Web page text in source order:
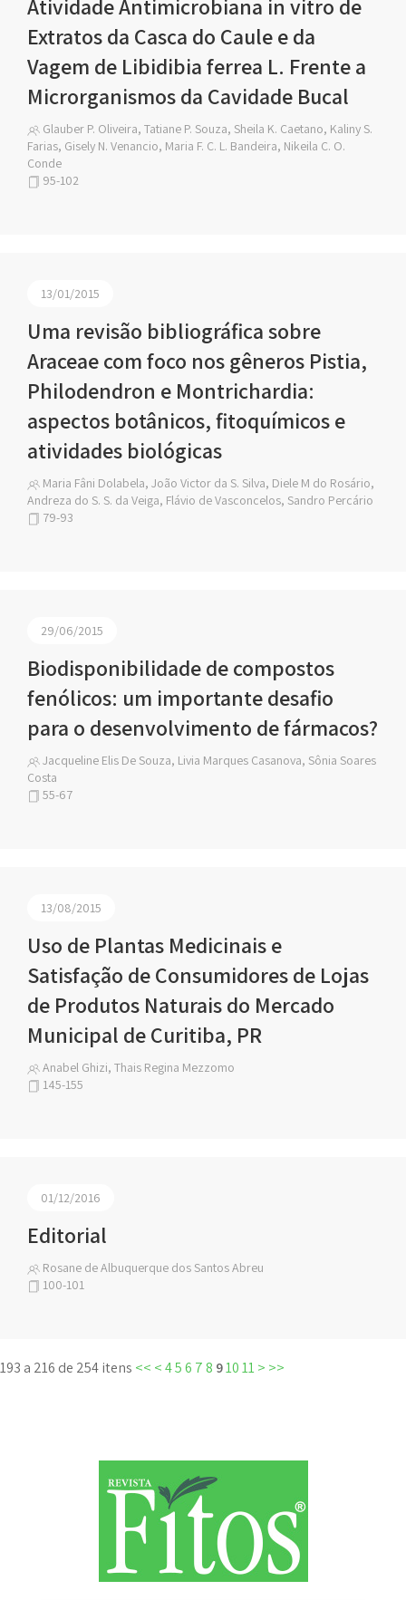
Atividade Antimicrobiana in vitro de
Extratos da Casca do Caule e da
Vagem de Libidibia ferrea L. Frente a
Microrganismos da Cavidade Bucal
Glauber P. Oliveira, Tatiane P. Souza, Sheila K. Caetano, Kaliny S.
Farias, Gisely N. Venancio, Maria F. C. L. Bandeira, Nikeila C. O.
Conde
95-102
13/01/2015
Uma revisão bibliográfica sobre
Araceae com foco nos gêneros Pistia,
Philodendron e Montrichardia:
aspectos botânicos, fitoquímicos e
atividades biológicas
Maria Fâni Dolabela, João Victor da S. Silva, Diele M do Rosário,
Andreza do S. S. da Veiga, Flávio de Vasconcelos, Sandro Percário
79-93
29/06/2015
Biodisponibilidade de compostos
fenólicos: um importante desafio
para o desenvolvimento de fármacos?
Jacqueline Elis De Souza, Livia Marques Casanova, Sônia Soares
Costa
55-67
13/08/2015
Uso de Plantas Medicinais e
Satisfação de Consumidores de Lojas
de Produtos Naturais do Mercado
Municipal de Curitiba, PR
Anabel Ghizi, Thais Regina Mezzomo
145-155
01/12/2016
Editorial
Rosane de Albuquerque dos Santos Abreu
100-101
193 a 216 de 254 itens << <456 78 91011> >>